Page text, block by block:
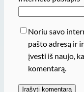
Noriu savo
pašto adresą ir
įvesti iš naujo,
komentarą.